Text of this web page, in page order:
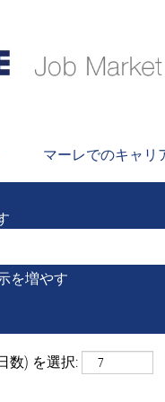
マーレでのキャリ
検
載した最新の 0 件の求人
を増やす
数) を選択: